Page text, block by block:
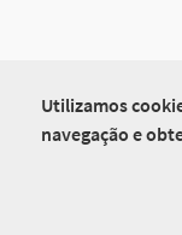
Utilizamos
navegação e